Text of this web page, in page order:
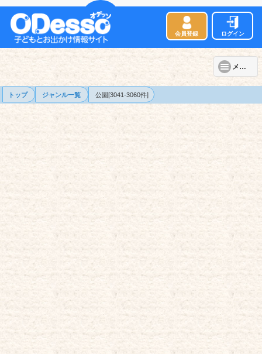
会員登録 ログイン
メニュー
トップ ジャンル一覧 公園[3041-3060件]